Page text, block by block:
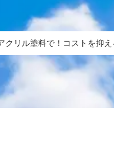
クリル塗料で！コストを抑